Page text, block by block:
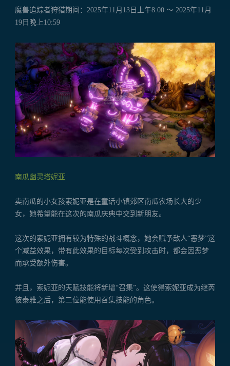
魔兽追踪者狩猎期间：2025年11月13日上午8:00 ～ 2025年11月
19日晚上10:59
南瓜幽灵塔妮亚
卖南瓜的小女孩索妮亚是在童话小镇郊区南瓜农场长大的少
女，她希望能在这次的南瓜庆典中交到新朋友。
这次的索妮亚拥有较为特殊的战斗概念，她会赋予敌人“恶梦”这
个减益效果，带有此效果的目标每次受到攻击时，都会因恶梦
而承受额外伤害。
并且，索妮亚的天赋技能将新增“召集”。这使得索妮亚成为继芮
彼泰雅之后，第二位能使用召集技能的角色。